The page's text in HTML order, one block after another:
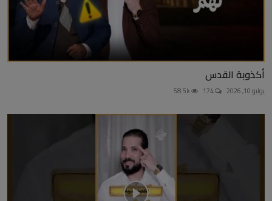
أكذوبة القدس
يوليو 10, 2026